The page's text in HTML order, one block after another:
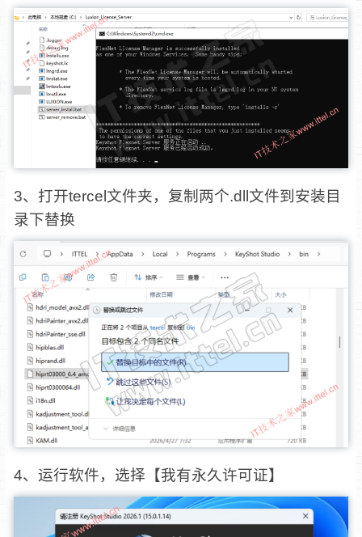
3、打开tercel文件夹，复制两个.dll文件到安装目
录下替换
4、运行软件，选择【我有永久许可证】